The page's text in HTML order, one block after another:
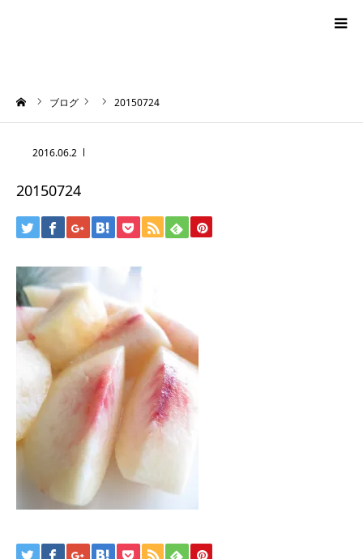
ブログ 20150724
2016.06.2
20150724
プロフィール
お問い合わせ